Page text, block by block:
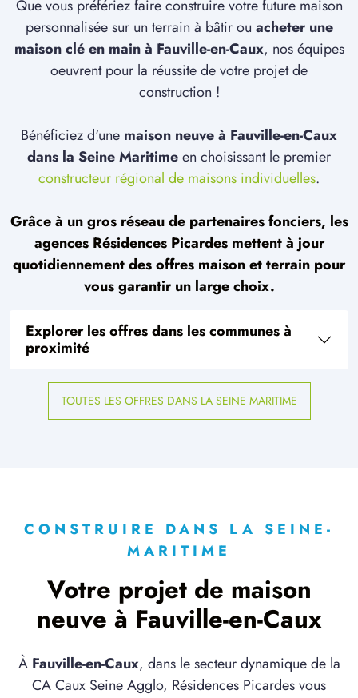
Que vous préfériez faire construire votre future maison
personnalisée sur un terrain à bâtir ou acheter une
maison clé en main à Fauville-en-Caux, nos équipes
oeuvrent pour la réussite de votre projet de
construction !
Bénéficiez d'une maison neuve à Fauville-en-Caux
dans la Seine Maritimeen choisissant le premier
constructeur régional de maisons individuelles.
Grâce à un gros réseau de partenaires fonciers, les
agences Résidences Picardes mettent à jour
quotidiennement des offres maison et terrain pour
vous garantir un large choix.
Explorer les offres dans les communes à
proximité
TOUTES LES OFFRES DANS LA SEINE MARITIME
CONSTRUIRE DANS LA SEINE-
MARITIME
Votre projet de maison
neuve à Fauville-en-Caux
À Fauville-en-Caux, dans le secteur dynamique de la
CA Caux Seine Agglo, Résidences Picardes vous